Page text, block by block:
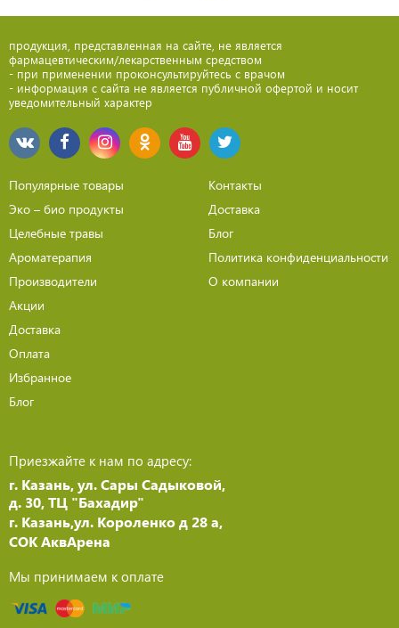
продукция, представленная на сайте, не является
фармацевтическим/лекарственным средством
- при применении проконсультируйтесь с врачом
- информация с сайта не является публичной офертой и носит
уведомительный характер
Популярные товары
Эко – био продукты
Целебные травы
Ароматерапия
Производители
Акции
Доставка
Оплата
Избранное
Блог
Контакты
Доставка
Блог
Политика конфиденциальности
О компании
Приезжайте к нам по адресу:
г. Казань, ул. Сары Садыковой,
д. 30, ТЦ "Бахадир"
г. Казань,ул. Короленко д 28 а,
СОК АквАрена
Мы принимаем к оплате